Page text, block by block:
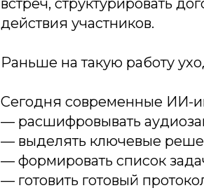
встреч, структурировать
действия участников.
Раньше на такую работу
Сегодня современные ИИ-
— расшифровывать
— выделять ключевые
— формировать список
— готовить готовый